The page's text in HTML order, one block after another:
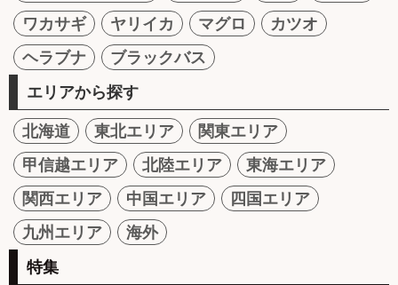
ワカサギ
ヤリイカ マグロ
カツオ
ヘラブナ
ブラックバス
エリアから探す
北海道 東北エリア
関東エリア
甲信越エリア
北陸エリア
東海エリア
関西エリア
中国エリア
四国エリア
九州エリア
海外
特集